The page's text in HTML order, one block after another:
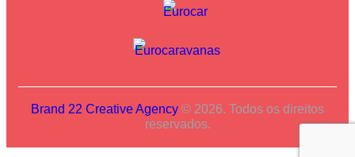
Brand 22 Creative Agency © 2026. Todos os direitos
reservados.